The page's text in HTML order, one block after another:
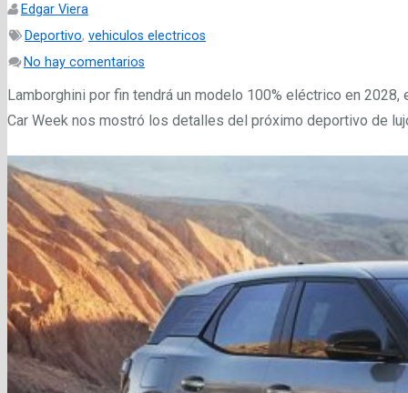
Edgar Viera
Deportivo, vehiculos electricos
No hay comentarios
Lamborghini por fin tendrá un modelo 100% eléctrico en
Car Week nos mostró los detalles del próximo deportivo de